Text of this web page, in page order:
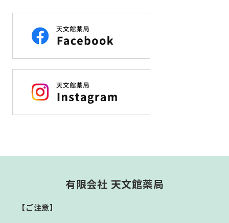
有限会社 天文館薬局
【ご注意】